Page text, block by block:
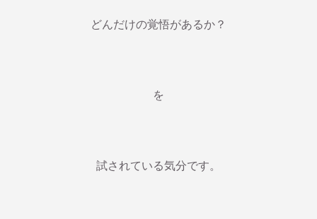
どんだけの覚悟があるか？
を
試されている気分です。